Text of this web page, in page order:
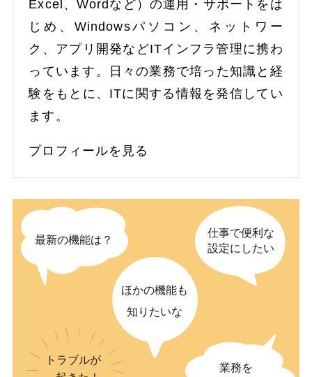
Excel、Wordなど）の運用・サポートをは
じめ、Windowsパソコン、ネットワー
ク、アプリ開発などITインフラ管理に携わ
っています。日々の業務で培った知識と経
験をもとに、ITに関する情報を発信してい
ます。
プロフィールを見る